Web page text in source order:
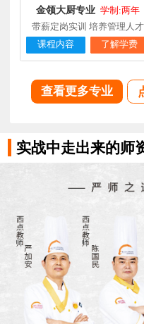
金领大厨专业 学制:两年
带薪定岗实训 培养管理人才
课程内容
了解学费
查看更多专业
实战中走出来的师